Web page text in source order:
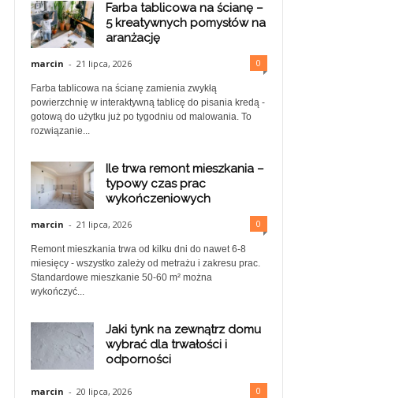
Farba tablicowa na ścianę –
5 kreatywnych pomysłów na
aranżację
marcin - 21 lipca, 2026 0
Farba tablicowa na ścianę zamienia zwykłą
powierzchnię w interaktywną tablicę do pisania kredą -
gotową do użytku już po tygodniu od malowania. To
rozwiązanie...
Ile trwa remont mieszkania –
typowy czas prac
wykończeniowych
marcin - 21 lipca, 2026 0
Remont mieszkania trwa od kilku dni do nawet 6-8
miesięcy - wszystko zależy od metrażu i zakresu prac.
Standardowe mieszkanie 50-60 m² można
wykończyć...
Jaki tynk na zewnątrz domu
wybrać dla trwałości i
odporności
marcin - 20 lipca, 2026 0